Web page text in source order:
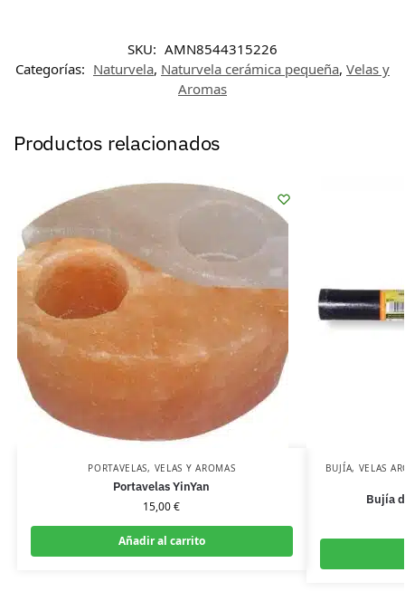
SKU: AMN8544315226
Categorías: Naturvela, Naturvela cerámica pequeña, Velas y
Aromas
Productos relacionados
PORTAVELAS, VELAS Y AROMAS
Portavelas YinYan
15,00€
Añadir al carrito
BUJÍA, VELAS
Bujía